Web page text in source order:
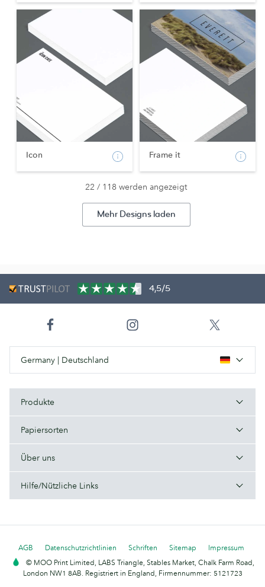
Icon Frame it
22 / 118 werden angezeigt
Mehr Designs laden
4,5/5
Germany | Deutschland
Produkte
Papiersorten
Über uns
Hilfe/Nützliche Links
AGB Datenschutzrichtlinien Schriften Sitemap
Impressum
© MOO Print Limited, LABS Triangle, Stables Market, Chalk Farm Road,
London NW1 8AB. Registriert in England, Firmennummer: 5121723